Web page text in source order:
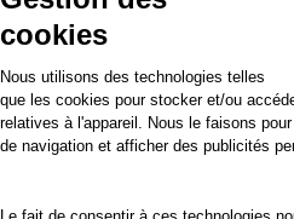
Adapté aux environnements
carrelage existant grâce à son
réduit les bruits d'impact pour un
allant des chênes subtils aux
Pour un style classique, choisissez
à coller ou à clipser rigide